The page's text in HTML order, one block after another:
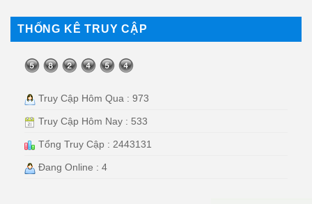
THỐNG KÊ TRUY CẬP
Truy Cập Hôm Qua : 973
Truy Cập Hôm Nay : 533
Tổng Truy Cập : 2443131
Đang Online : 4